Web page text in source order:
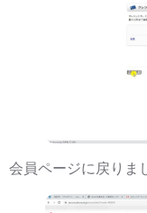
会員ページに戻りま